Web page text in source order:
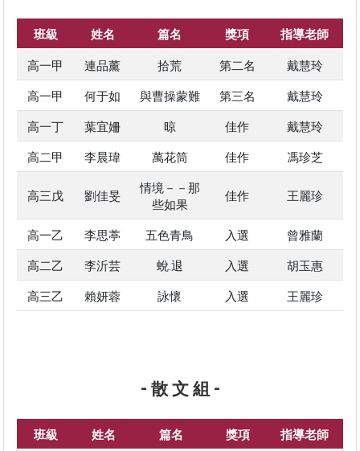
班級 姓名 篇名 獎項 指導老師
高一甲 連品薰 拾荒 第二名 戴慧玲
高一甲 何于如 與曹操蒙難 第三名 戴慧玲
高一丁 葉宜姍 晾 佳作 戴慧玲
高二甲 李晨瑋 萬花筒 佳作 馮珍芝
高三戊 劉佳旻
情境－－那
些如果
佳作 王麗珍
高一乙 李思葶 五色青鳥 入選 曾雅蘭
高二乙 李沂芸 蛻.退 入選 胡玉惠
高三乙 賴妍蓉 詠懷 入選 王麗珍
- 散 文 組 -
班級 姓名 篇名 獎項 指導老師